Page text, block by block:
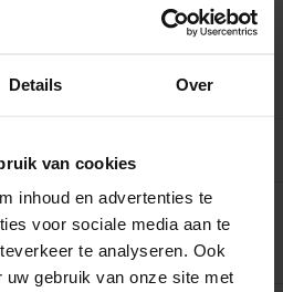
Details Over
van cookies
inhoud en advertenties te
voor sociale media aan te
te analyseren. Ook
uw gebruik van onze site met